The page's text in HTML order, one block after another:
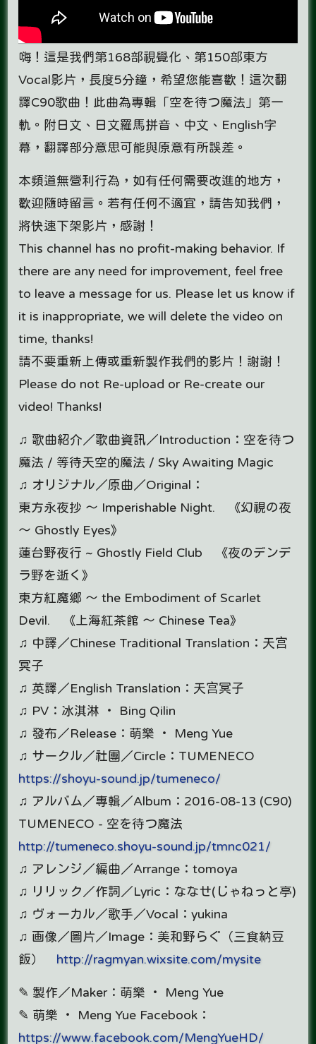
嗨！這是我們第168部視覺化、第150部東方
Vocal影片，長度5分鐘，希望您能喜歡！這次翻
譯C90歌曲！此曲為專輯「空を待つ魔法」第一
軌。附日文、日文羅馬拼音、中文、English字
幕，翻譯部分意思可能與原意有所誤差。
本頻道無營利行為，如有任何需要改進的地方，
歡迎隨時留言。若有任何不適宜，請告知我們，
將快速下架影片，感謝！
This channel has no profit-making behavior. If
there are any need for improvement, feel free
to leave a message for us. Please let us know if
it is inappropriate, we will delete the video on
time, thanks!
請不要重新上傳或重新製作我們的影片！謝謝！
Please do not Re-upload or Re-create our
video! Thanks!
♫ 歌曲紹介／歌曲資訊／Introduction：空を待つ
魔法 / 等待天空的魔法 / Sky Awaiting Magic
♫ オリジナル／原曲／Original：
東方永夜抄 ～ Imperishable Night. 《幻視の夜
～ Ghostly Eyes》
蓮台野夜行 ~ Ghostly Field Club 《夜のデンデ
ラ野を逝く》
東方紅魔鄉 ～ the Embodiment of Scarlet
Devil. 《上海紅茶館 ～ Chinese Tea》
♫ 中譯／Chinese Traditional Translation：天宫
冥子
♫ 英譯／English Translation：天宫冥子
♫ PV：冰淇淋 ‧ Bing Qilin
♫ 發布／Release：萌樂 ‧ Meng Yue
♫ サークル／社團／Circle：TUMENECO
https://shoyu-sound.jp/tumeneco/
♫ アルバム／專輯／Album：2016-08-13 (C90)
TUMENECO - 空を待つ魔法
http://tumeneco.shoyu-sound.jp/tmnc021/
♫ アレンジ／編曲／Arrange：tomoya
♫ リリック／作詞／Lyric：ななせ(じゃねっと亭)
♫ ヴォーカル／歌手／Vocal：yukina
♫ 画像／圖片／Image：美和野らぐ（三食納豆
飯） http://ragmyan.wixsite.com/mysite
✎ 製作／Maker：萌樂 ‧ Meng Yue
✎ 萌樂 ‧ Meng Yue Facebook：
https://www.facebook.com/MengYueHD/